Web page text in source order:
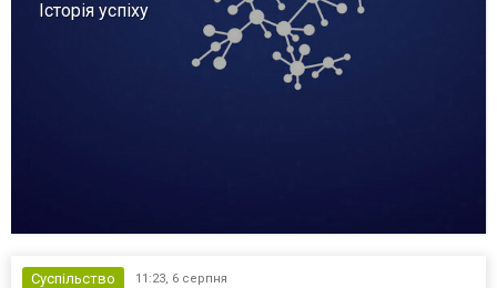
Історія успіху
Суспільство 11:23, 6 серпня